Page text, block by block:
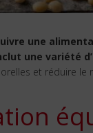
une
une variété
et réduire